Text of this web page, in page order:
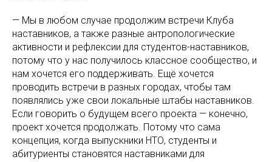
— Мы в любом случае продолжим встречи Клуба
наставников, а также разные антропологические
активности и рефлексии для студентов-наставников,
потому что у нас получилось классное сообщество, и
нам хочется его поддерживать. Ещё хочется
проводить встречи в разных городах, чтобы там
появлялись уже свои локальные штабы наставников.
Если говорить о будущем всего проекта — конечно,
проект хочется продолжать. Потому что сама
концепция, когда выпускники НТО, студенты и
абитуриенты становятся наставниками для